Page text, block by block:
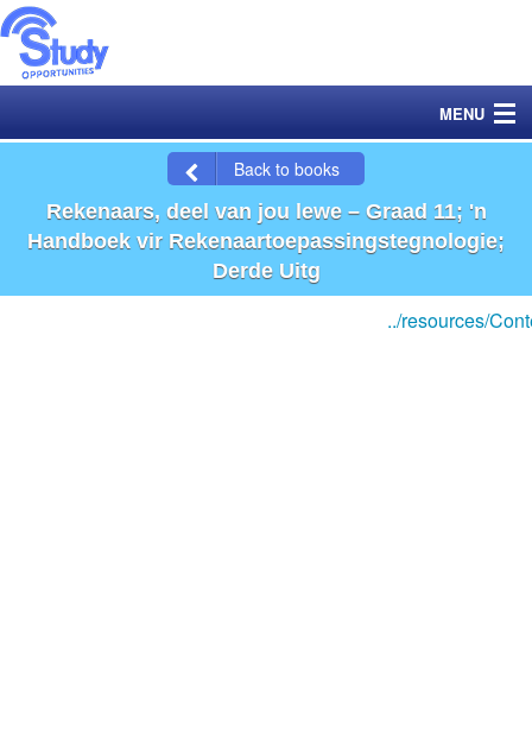
MENU
Books
Back to books
Rekenaars, deel van jou lewe – Graad 11; 'n
Handboek vir Rekenaartoepassingstegnologie;
Derde Uitg
../resources/